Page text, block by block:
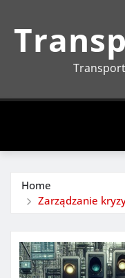
Home
Zarządzanie